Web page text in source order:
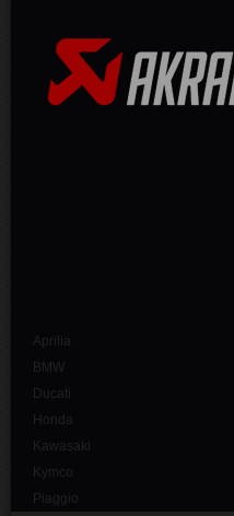
Aprilia
BMW
Ducati
Honda
Kawasaki
Kymco
Piaggio